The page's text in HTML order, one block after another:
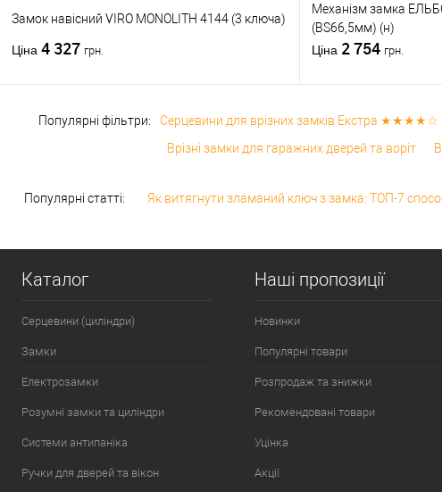
Замок навісний VIRO MONOLITH 4144 (3 ключа)
Ціна 4 327 грн.
Механізм замка
(BS66,5мм) (н)
Ціна 2 754 грн.
Популярні фільтри: Серцевини для врізних замків Екстра ★★★★☆
Врізні замки для гаражних дверей та воріт
Популярні статті: Як витягнути зламаний ключ з замка: ТОП-7
Каталог
Серцевини (циліндри)
Замки
Електрозамки
Розумні замки та циліндри
Системи антипаніка
Ручки для дверей та вікон
Наші пропозиції
Новинки
Популярні товари
Розпродаж та знижки
Рекомендовані товари
Уцінка
Акції